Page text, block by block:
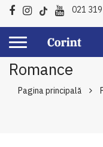
021
Romance
Pagina principală